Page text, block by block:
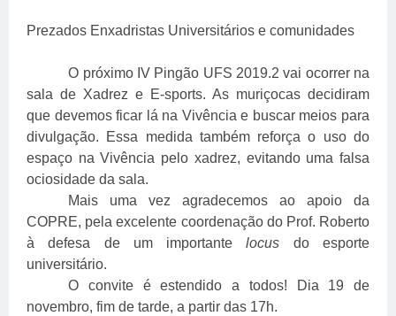
Prezados Enxadristas Universitários e comunidades
O próximo IV Pingão UFS 2019.2 vai ocorrer na
sala de Xadrez e E-sports. As muriçocas decidiram
que devemos ficar lá na Vivência e buscar meios para
divulgação. Essa medida também reforça o uso do
espaço na Vivência pelo xadrez, evitando uma falsa
ociosidade da sala.
Mais uma vez agradecemos ao apoio da
COPRE, pela excelente coordenação do Prof. Roberto
à defesa de um importantelocus do esporte
universitário.
O convite é estendido a todos! Dia 19 de
novembro, fim de tarde, a partir das 17h.